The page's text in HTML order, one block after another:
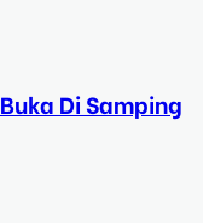
Di Samping